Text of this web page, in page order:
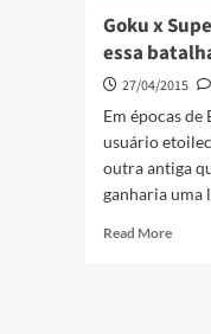
Goku x
essa
27/04/2015
Em épocas de
usuário
outra antiga
ganharia uma
Read More